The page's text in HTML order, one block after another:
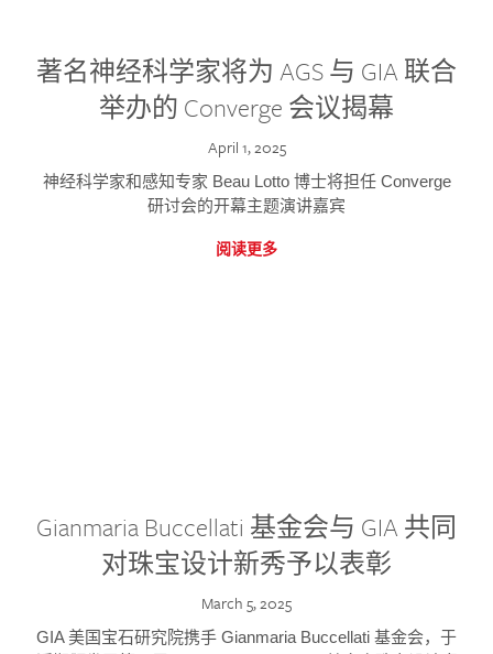
著名神经科学家将为 AGS 与 GIA 联合
举办的 Converge 会议揭幕
April 1, 2025
神经科学家和感知专家 Beau Lotto 博士将担任 Converge
研讨会的开幕主题演讲嘉宾
阅读更多
Gianmaria Buccellati 基金会与 GIA 共同
对珠宝设计新秀予以表彰
March 5, 2025
GIA 美国宝石研究院携手 Gianmaria Buccellati 基金会，于